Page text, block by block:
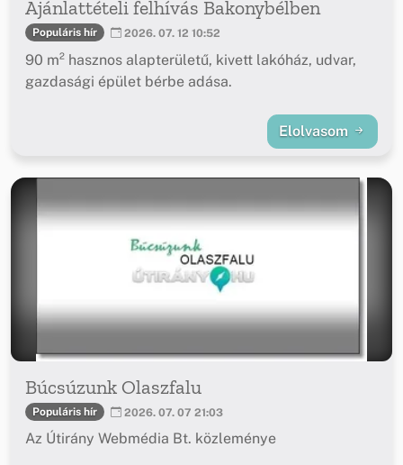
Ajánlattételi felhívás Bakonybélben
Populáris hír 2026. 07. 12 10:52
90 m² hasznos alapterületű, kivett lakóház, udvar,
gazdasági épület bérbe adása.
Elolvasom
Búcsúzunk Olaszfalu
Populáris hír 2026. 07. 07 21:03
Az Útirány Webmédia Bt. közleménye